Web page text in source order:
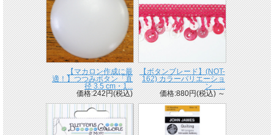
【マカロン作成に最
適！】つつみボタン「直
径 3.5 cm・1...
価格:242円(税込)
【ボタンブレード】(NOT-
162) カラーバリエーショ
ン ...
価格:880円(税込)～